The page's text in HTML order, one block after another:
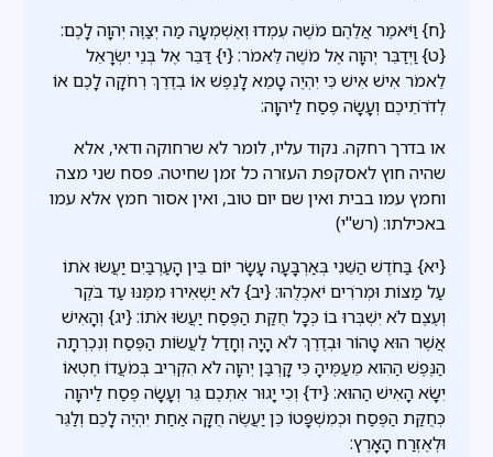
{ח} וַיֹּאמֶר אֲלֵהֶם מֹשֶׁה עִמְדוּ וְאֶשְׁמְעָה מַה יְצַוֶּה יְהוָה לָכֶם:
{ט} וַיְדַבֵּר יְהוָה אֶל מֹשֶׁה לֵּאמֹר: {י} דַּבֵּר אֶל בְּנֵי יִשְׂרָאֵל
לֵאמֹר אִישׁ אִישׁ כִּי יִהְיֶה טָמֵא לָנֶפֶשׁ אוֹ בְדֶרֶךְ רְחֹקָה לָכֶם אוֹ
לְדֹרֹתֵיכֶם וְעָשָׂה פֶסַח לַיהוָה:
או בדרך רחקה. נקוד עליו, לומר לא שרחוקה ודאי, אלא
שהיה חוץ לאסקפת העזרה כל זמן שחיטה. פסח שני מצה
וחמץ עמו בבית ואין שם יום טוב, ואין אסור חמץ אלא עמו
באכילתו: (רש"י)
{יא} בַּחֹדֶשׁ הַשֵּׁנִי בְּאַרְבָּעָה עָשָׂר יוֹם בֵּין הָעַרְבַּיִם יַעֲשׂוּ אֹתוֹ
עַל מַצּוֹת וּמְרֹרִים יֹאכְלֻהוּ: {יב} לֹא יַשְׁאִירוּ מִמֶּנּוּ עַד בֹּקֶר
וְעֶצֶם לֹא יִשְׁבְּרוּ בוֹ כְּכָל חֻקַּת הַפֶּסַח יַעֲשׂוּ אֹתוֹ: {יג} וְהָאִישׁ
אֲשֶׁר הוּא טָהוֹר וּבְדֶרֶךְ לֹא הָיָה וְחָדַל לַעֲשׂוֹת הַפֶּסַח וְנִכְרְתָה
הַנֶּפֶשׁ הַהִוא מֵעַמֶּיהָ כִּי קָרְבַּן יְהוָה לֹא הִקְרִיב בְּמֹעֲדוֹ חֶטְאוֹ
יִשָּׂא הָאִישׁ הַהוּא: {יד} וְכִי יָגוּר אִתְּכֶם גֵּר וְעָשָׂה פֶסַח לַיהוָה
כְּחֻקַּת הַפֶּסַח וּכְמִשְׁפָּטוֹ כֵּן יַעֲשֶׂה חֻקָּה אַחַת יִהְיֶה לָכֶם וְלַגֵּר
וּלְאֶזְרַח הָאָרֶץ: